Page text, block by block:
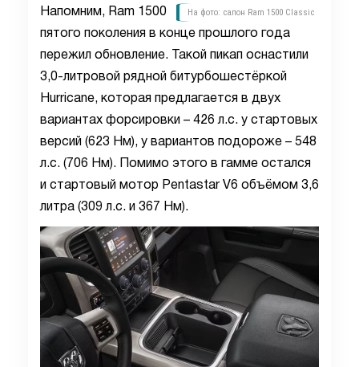
На фото: салон Ram 1500 Classic
Напомним, Ram 1500
пятого поколения в конце прошлого года
пережил обновление. Такой пикап оснастили
3,0-литровой рядной битурбошестёркой
Hurricane, которая предлагается в двух
вариантах форсировки – 426 л.с. у стартовых
версий (623 Нм), у вариантов подороже – 548
л.с. (706 Нм). Помимо этого в гамме остался
и стартовый мотор Pentastar V6 объёмом 3,6
литра (309 л.с. и 367 Нм).